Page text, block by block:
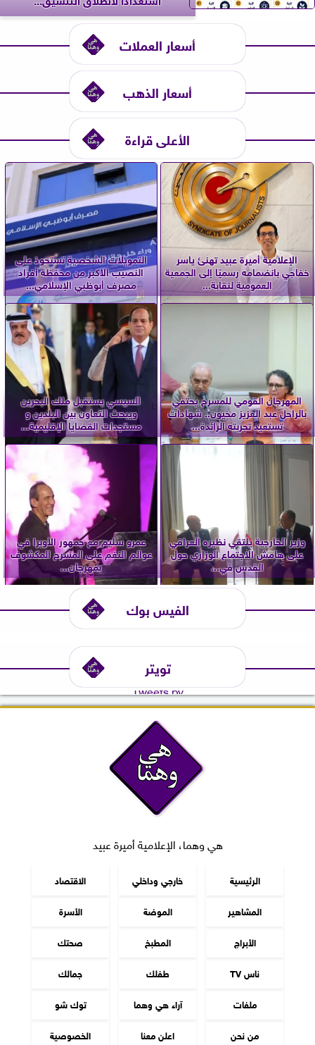
أسعار العملات
أسعار الذهب
الأعلى قراءة
الإعلامية أميرة عبيد تهنئ ياسر
خفاجي بانضمامه رسميًا إلى الجمعية
العمومية لنقابة...
التمويلات الشخصية تستحوذ على
النصيب الأكبر من محفظة أفراد
مصرف أبوظبي الإسلامي...
المهرجان القومي للمسرح يحتفي
بالراحل عبد العزيز مخيون.. شهادات
تستعيد تجربته الرائدة...
السيسي يستقبل ملك البحرين
ويبحث التعاون بين البلدين و
مستجدات القضايا الإقليمية...
وزير الخارجية يلتقي نظيره العراقي
على هامش الاجتماع الوزاري حول
القدس في...
عمرو سليم مع جمهور الأوبرا في
عوالم النغم على المسرح المكشوف
بمهرجان...
الفيس بوك
تويتر
Tweets by
هي وهما، الإعلامية أميرة عبيد
الرئيسية خارجي وداخلي
الاقتصاد
المشاهير
الموضة
الأسرة
الأبراج
المطبخ
صحتك
ناس TV
طفلك
جمالك
ملفات
آراء هي وهما
توك شو
من نحن
اعلن معنا الخصوصية